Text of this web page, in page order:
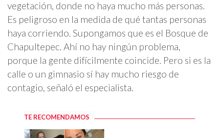
vegetación, donde no haya mucho más personas.
Es peligroso en la medida de qué tantas personas
haya corriendo. Supongamos que es el Bosque de
Chapultepec. Ahí no hay ningún problema,
porque la gente difícilmente coincide. Pero si es la
calle o un gimnasio sí hay mucho riesgo de
contagio, señaló el especialista.
TE RECOMENDAMOS